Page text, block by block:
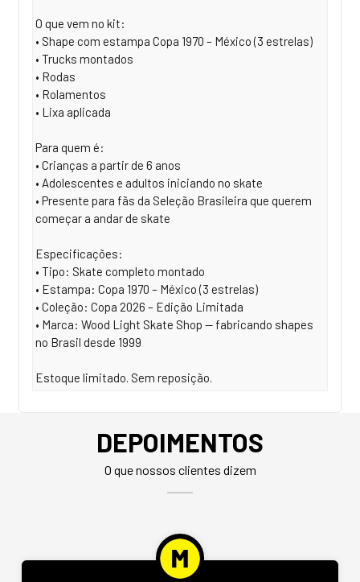
O que vem no kit:
• Shape com estampa Copa 1970 – México (3 estrelas)
• Trucks montados
• Rodas
• Rolamentos
• Lixa aplicada
Para quem é:
• Crianças a partir de 6 anos
• Adolescentes e adultos iniciando no skate
• Presente para fãs da Seleção Brasileira que querem
começar a andar de skate
Especificações:
• Tipo: Skate completo montado
• Estampa: Copa 1970 – México (3 estrelas)
• Coleção: Copa 2026 – Edição Limitada
• Marca: Wood Light Skate Shop — fabricando shapes
no Brasil desde 1999
Estoque limitado. Sem reposição.
DEPOIMENTOS
O que nossos clientes dizem